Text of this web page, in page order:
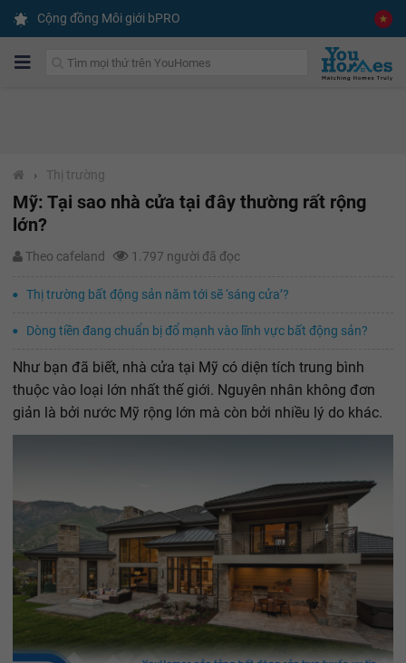
Cộng đồng Môi giới bPRO
› Thị trường
Mỹ: Tại sao nhà cửa tại đây thường rất rộng
lớn?
Theo cafeland 1.797 người đã đọc
Thị trường bất động sản năm tới sẽ ‘sáng cửa’?
Dòng tiền đang chuẩn bị đổ mạnh vào lĩnh vực bất động sản?
Như bạn đã biết, nhà cửa tại Mỹ có diện tích trung bình
thuộc vào loại lớn nhất thế giới. Nguyên nhân không đơn
giản là bởi nước Mỹ rộng lớn mà còn bởi nhiều lý do khác.